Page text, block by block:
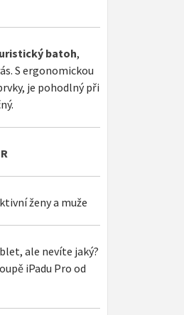
batoh,
S ergonomickou
je pohodlný při
ženy a muže
ale nevíte jaký?
iPadu Pro od